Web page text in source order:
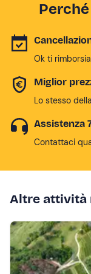
Ok ti
Miglior
Lo stesso
Assistenza
Contattaci
Altre attività